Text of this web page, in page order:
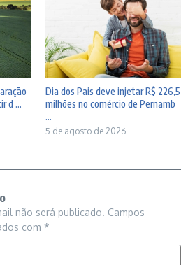
d ...
Dia dos Pais deve injetar R$ 226,5
milhões no comércio de Pernamb
...
5 de agosto de 2026
não será publicado. Campos
com *